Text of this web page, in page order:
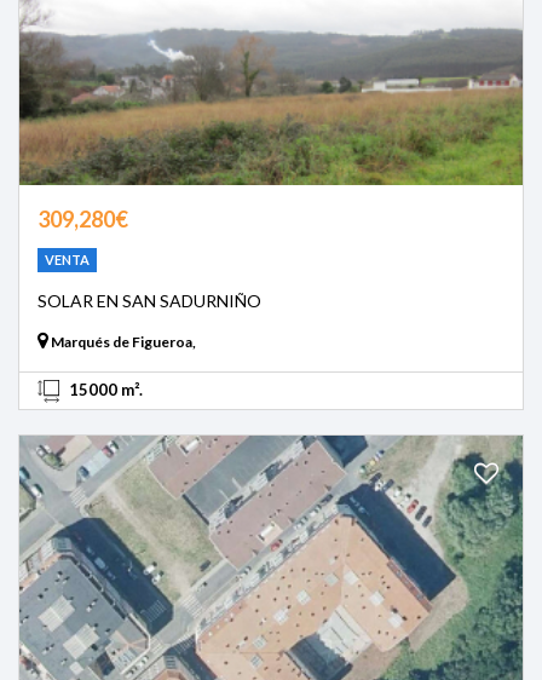
309,280€
VENTA
SOLAR EN SAN SADURNIÑO
Marqués de Figueroa,
15000 m².